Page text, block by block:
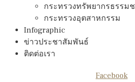
กระทรวงทรัพยากรธรรม
กระทรวงอุตสาหกรรม
Infographic
ข่าวประชาสัมพันธ์
ติดต่อเรา
Facebook